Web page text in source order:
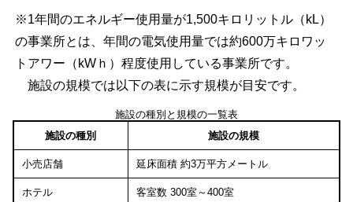
※1年間のエネルギー使用量が1,500キロリットル（kL）
の事業所とは、年間の電気使用量では約600万キロワッ
トアワー（kWｈ）程度使用している事業所です。
施設の規模では以下の表に示す規模が目安です。
施設の種別と規模の一覧表
施設の種別
施設の規模
小売店舗 延床面積 約3万平方メートル
ホテル 客室数 300室～400室